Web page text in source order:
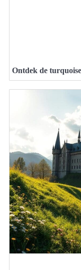
Ontdek de